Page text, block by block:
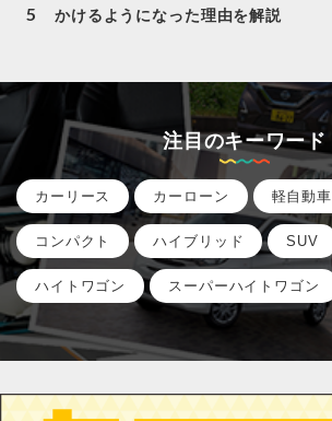
かけるようになった理由を解説
注目のキーワード
カーリース カーローン 軽自動車
コンパクト ハイブリッド SUV
ハイトワゴン スーパーハイトワゴン